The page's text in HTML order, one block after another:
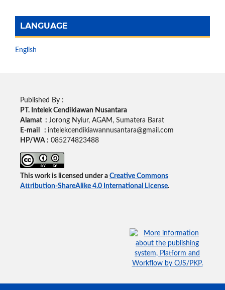
LANGUAGE
English
Published By :
PT. Intelek Cendikiawan Nusantara
Alamat : Jorong Nyiur, AGAM, Sumatera Barat
E-mail : intelekcendikiawannusantara@gmail.com
HP/WA : 085274823488
This work is licensed under a Creative Commons
Attribution-ShareAlike 4.0 International License.